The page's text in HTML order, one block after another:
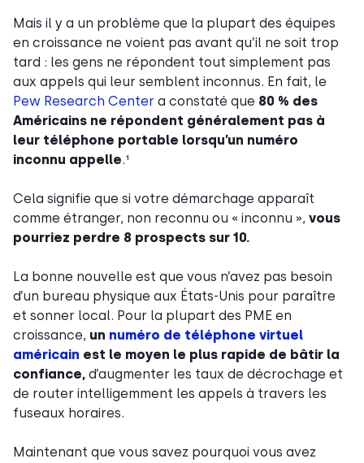
Mais il y a un problème que la plupart des équipes
en croissance ne voient pas avant qu’il ne soit trop
tard : les gens ne répondent tout simplement pas
aux appels qui leur semblent inconnus. En fait, le
Pew Research Center a constaté que 80 % des
Américains ne répondent généralement pas à
leur téléphone portable lorsqu’un numéro
inconnu appelle.¹
Cela signifie que si votre démarchage apparaît
comme étranger, non reconnu ou « inconnu », vous
pourriez perdre 8 prospects sur 10.
La bonne nouvelle est que vous n’avez pas besoin
d’un bureau physique aux États-Unis pour paraître
et sonner local. Pour la plupart des PME en
croissance, un numéro de téléphone virtuel
américain est le moyen le plus rapide de bâtir la
confiance, d’augmenter les taux de décrochage et
de router intelligemment les appels à travers les
fuseaux horaires.
Maintenant que vous savez pourquoi vous avez